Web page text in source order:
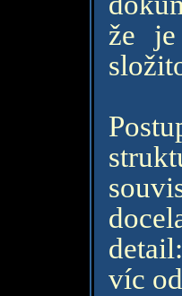
že
víc